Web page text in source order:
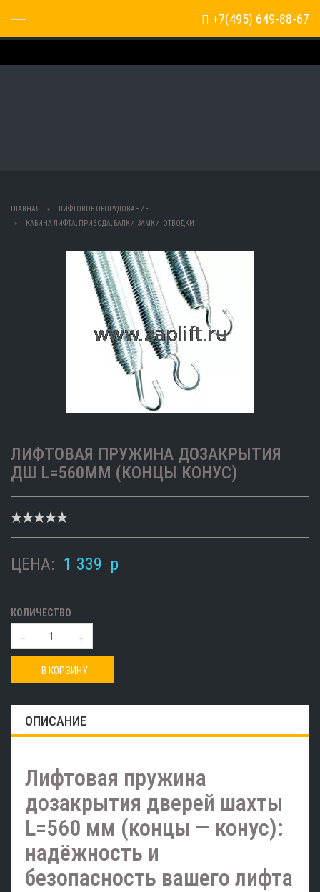
+7(495) 649-88-67
Toggle Navigation
ГЛАВНАЯ
ЛИФТОВОЕ ОБОРУДОВАНИЕ
КАБИНА ЛИФТА, ПРИВОДА, БАЛКИ, ЗАМКИ, ОТВОДКИ
ЛИФТОВАЯ ПРУЖИНА ДОЗАКРЫТИЯ
ДШ L=560ММ (КОНЦЫ КОНУС)
ЦЕНА: 1 339 p
КОЛИЧЕСТВО
В КОРЗИНУ
ОПИСАНИЕ
Лифтовая пружина
дозакрытия дверей шахты
L=560 мм (концы — конус):
надёжность и
безопасность вашего лифта